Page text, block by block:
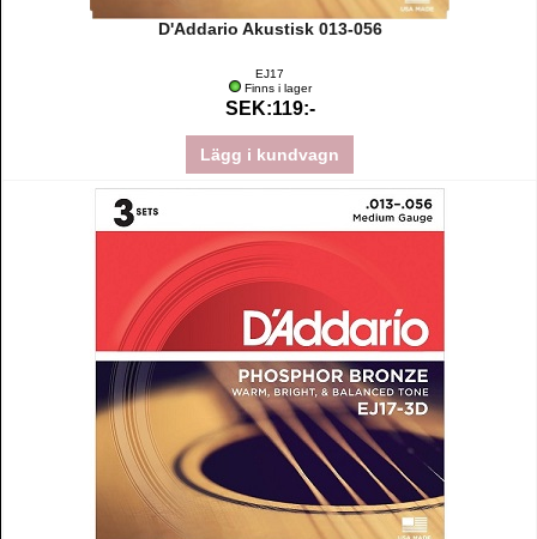
D'Addario Akustisk 013-056
EJ17
Finns i lager
SEK:119:-
Lägg i kundvagn